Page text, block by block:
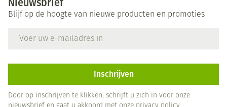
Nieuwsbrief
Blijf op de hoogte van nieuwe producten en promoties
Inschrijven
Door op inschrijven te klikken, schrijft u zich in voor onze